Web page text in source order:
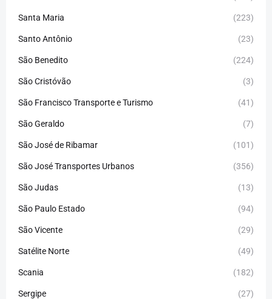
Santa Maria (223)
Santo Antônio (23)
São Benedito (224)
São Cristóvão (3)
São Francisco Transporte e Turismo (41)
São Geraldo (7)
São José de Ribamar (101)
São José Transportes Urbanos (356)
São Judas (13)
São Paulo Estado (94)
São Vicente (29)
Satélite Norte (49)
Scania (182)
Sergipe (27)